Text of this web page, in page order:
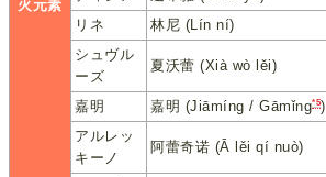
火元素
リネ
林尼 (Lín ní)
シュヴル
ーズ
夏沃蕾 (Xià wò lěi)
嘉明 嘉明 (Jiāmíng / Gāmǐng*5)
アルレッ
キーノ
阿蕾奇诺 (Ā lěi qí nuò)